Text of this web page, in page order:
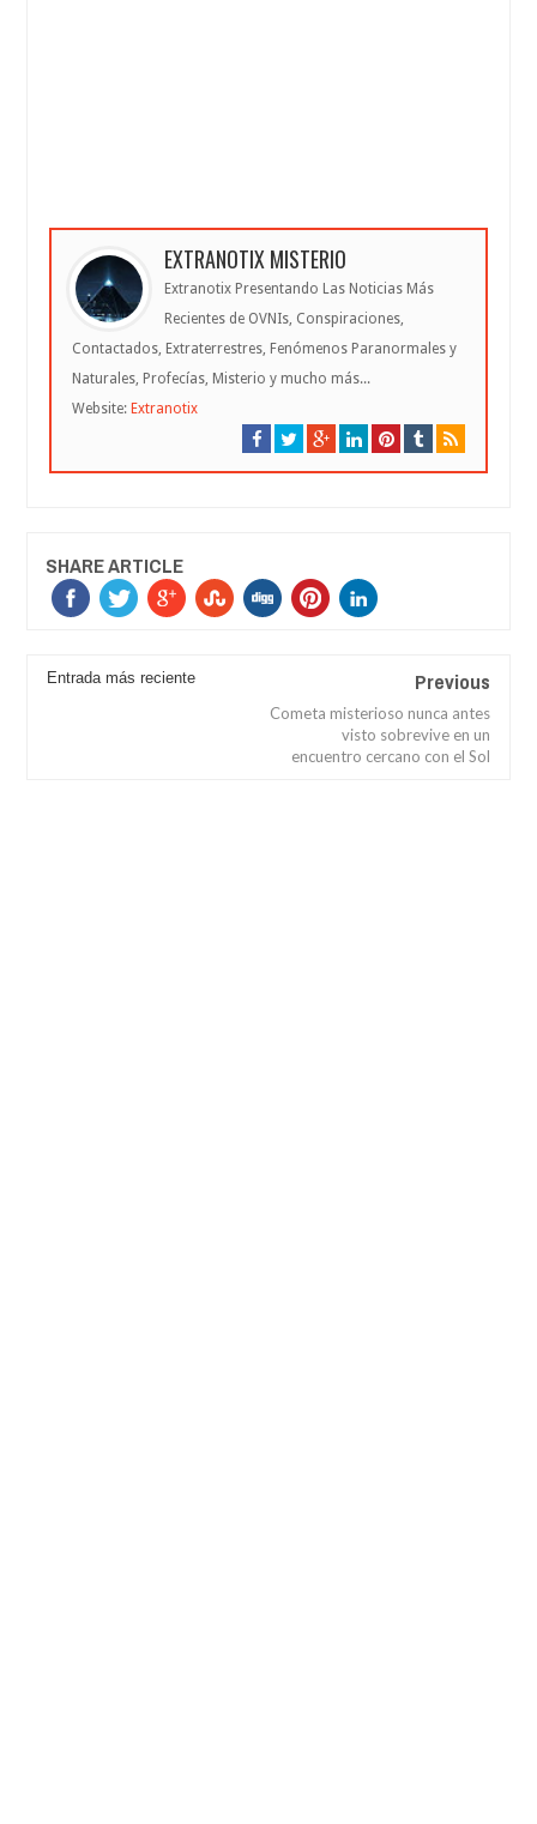
EXTRANOTIX MISTERIO
Extranotix Presentando Las Noticias Más
Recientes de OVNIs, Conspiraciones,
Contactados, Extraterrestres, Fenómenos Paranormales y
Naturales, Profecías, Misterio y mucho más...
Website: Extranotix
SHARE ARTICLE
Entrada más reciente Previous
Cometa misterioso nunca antes
visto sobrevive en un
encuentro cercano con el Sol